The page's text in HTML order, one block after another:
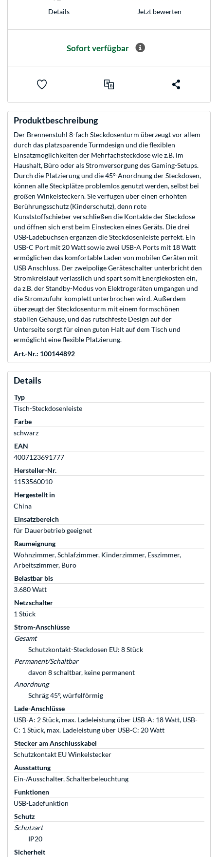
Details Jetzt bewerten
Sofort verfügbar
Produktbeschreibung
Der Brennenstuhl 8-fach Steckdosenturm überzeugt vor allem
durch das platzsparende Turmdesign und die flexiblen
Einsatzmöglichkeiten der Mehrfachsteckdose wie z.B. im
Haushalt, Büro oder als Stromversorgung des Gaming-Setups.
Durch die Platzierung und die 45°-Anordnung der Steckdosen,
können alle Steckplätze problemlos genutzt werden, selbst bei
großen Winkelsteckern. Sie verfügen über einen erhöhten
Berührungsschutz (Kinderschutz), denn rote
Kunststoffschieber verschließen die Kontakte der Steckdose
und öffnen sich erst beim Einstecken eines Geräts. Die drei
USB-Ladebuchsen ergänzen die Steckdosenleiste perfekt. Ein
USB-C Port mit 20 Watt sowie zwei USB-A Ports mit 18 Watt
ermöglichen das komfortable Laden von mobilen Geräten mit
USB Anschluss. Der zweipolige Geräteschalter unterbricht den
Stromkreislauf verlässlich und spart somit Energiekosten ein,
da z.B. der Standby-Modus von Elektrogeräten umgangen und
die Stromzufuhr komplett unterbrochen wird. Außerdem
überzeugt der Steckdosenturm mit einem formschönen
stabilen Gehäuse, und das rutschfeste Design auf der
Unterseite sorgt für einen guten Halt auf dem Tisch und
ermöglicht eine flexible Platzierung.
Art.-Nr.: 100144892
Details
Typ
Tisch-Steckdosenleiste
Farbe
schwarz
EAN
4007123691777
Hersteller-Nr.
1153560010
Hergestellt in
China
Einsatzbereich
für Dauerbetrieb geeignet
Raumeignung
Wohnzimmer, Schlafzimmer, Kinderzimmer, Esszimmer,
Arbeitszimmer, Büro
Belastbar bis
3.680 Watt
Netzschalter
1 Stück
Strom-Anschlüsse
Gesamt
Schutzkontakt-Steckdosen EU: 8 Stück
Permanent/Schaltbar
davon 8 schaltbar, keine permanent
Anordnung
Schräg 45°, würfelförmig
Lade-Anschlüsse
USB-A: 2 Stück, max. Ladeleistung über USB-A: 18 Watt, USB-
C: 1 Stück, max. Ladeleistung über USB-C: 20 Watt
Stecker am Anschlusskabel
Schutzkontakt EU Winkelstecker
Ausstattung
Ein-/Ausschalter, Schalterbeleuchtung
Funktionen
USB-Ladefunktion
Schutz
Schutzart
IP20
Sicherheit